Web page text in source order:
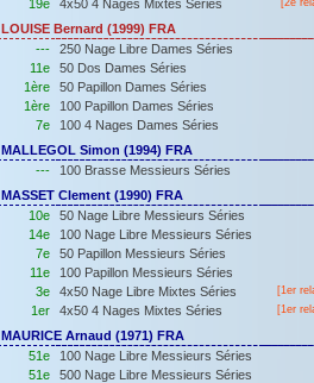
19e 4x50 4 Nages Mixtes Séries
LOUISE Bernard (1999) FRA
---
250 Nage Libre Dames Séries
11e
50 Dos Dames Séries
1ère
50 Papillon Dames Séries
1ère
100 Papillon Dames Séries
7e
100 4 Nages Dames Séries
MALLEGOL Simon (1994) FRA
---
100 Brasse Messieurs Séries
MASSET Clement (1990) FRA
10e
50 Nage Libre Messieurs Séries
14e
100 Nage Libre Messieurs Séries
7e
50 Papillon Messieurs Séries
11e
100 Papillon Messieurs Séries
3e
4x50 Nage Libre Mixtes Séries [1er
1er 4x50 4 Nages Mixtes Séries [1er
MAURICE Arnaud (1971) FRA
51e
100 Nage Libre Messieurs Séries
51e
500 Nage Libre Messieurs Séries